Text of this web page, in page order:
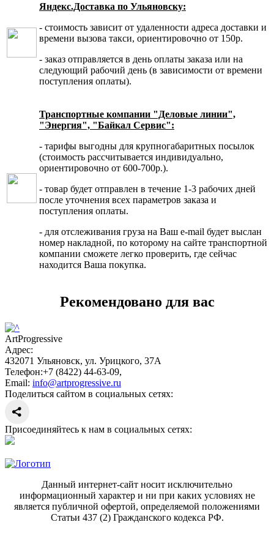
Яндекс.Доставка по Ульяновску:
- стоимость зависит от удаленности адреса доставки и
времени вызова такси, ориентировочно от 150р.
- заказ отправляется в день оплаты заказа или на
следующий рабочий день (в зависимости от времени
поступления оплаты).
Транспортные компании "Деловые линии",
"Энергия", "Байкал Сервис":
- тарифы выгодны для крупногабаритных посылок
(стоимость рассчитывается индивидуально,
ориентировочно от 600-700р.).
- товар будет отправлен в течение 1-3 рабочих дней
после уточнения всех параметров заказа и
поступления оплаты.
- для отслеживания груза на Ваш e-mail будет выслан
номер накладной, по которому на сайте транспортной
компании сможете легко проверить, где сейчас
находится Ваша покупка.
Рекомендовано для вас
ArtProgressive
Адрес:
432071 Ульяновск, ул. Урицкого, 37А
Телефон:+7 (8422) 44-63-09,
Email: info@artprogressive.ru
Поделиться сайтом в социальных сетях:
Присоединяйтесь к нам в социальных сетях:
Данный интернет-сайт носит исключительно
информационный характер и ни при каких условиях не
является публичной офертой, определяемой положениями
Статьи 437 (2) Гражданского кодекса РФ.